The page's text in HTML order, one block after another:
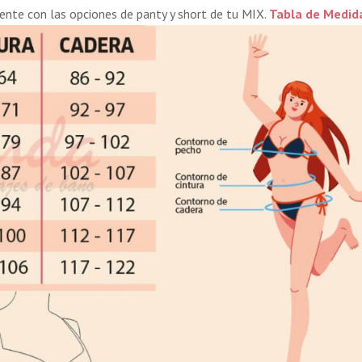
con las opciones de panty y short de tu MIX. Tabla de